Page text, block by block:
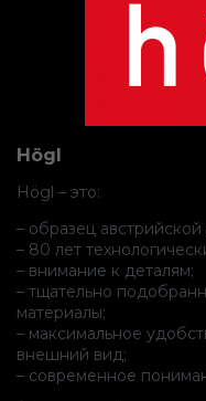
Högl
Högl – это:
– образец
– 80 лет
– внимание к деталям;
– тщательно
материалы;
– максимальное
внешний вид;
– современное